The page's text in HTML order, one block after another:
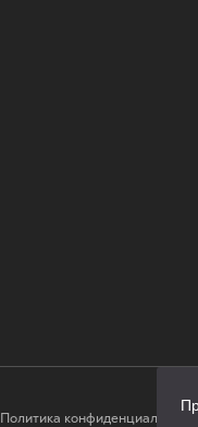
Политика конфиденциальности